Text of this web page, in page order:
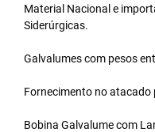
Material Nacional e
Siderúrgicas.
Galvalumes com pesos
Fornecimento no atacado
Bobina Galvalumecom